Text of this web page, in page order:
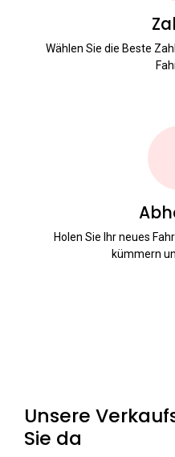
Wählen Sie die Beste
Holen Sie Ihr neues
kümmern
Unsere
Sie da